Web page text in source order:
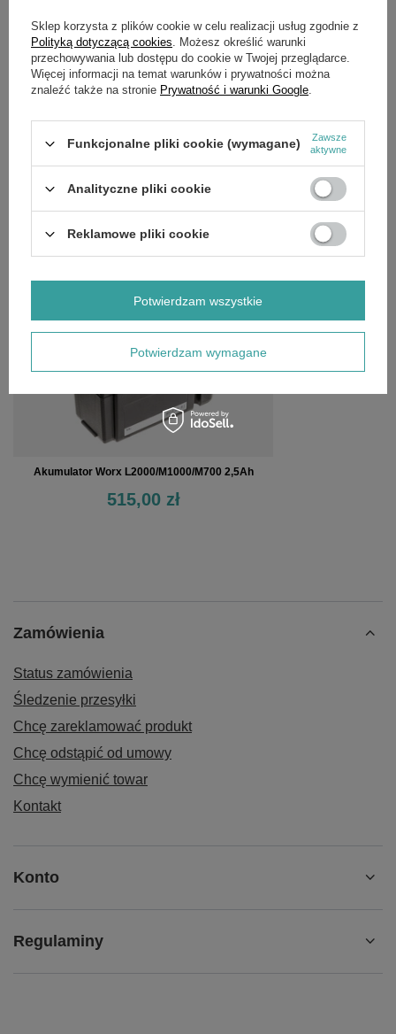
SZCZEGÓŁOWE DANE
Marka Cedrus
OPINIE (0)
OSTATNIO OGLĄDANE
Akumulator Worx L2000/M1000/M700 2,5Ah
515,00 zł
Zamówienia
Status zamówienia
Śledzenie przesyłki
Chcę zareklamować produkt
Chcę odstąpić od umowy
Chcę wymienić towar
Kontakt
Konto
Regulaminy
Sklep korzysta z plików cookie w celu realizacji usług zgodnie z
Polityką dotyczącą cookies . Możesz określić warunki
przechowywania lub dostępu do cookie w Twojej przeglądarce.
Więcej informacji na temat warunków i prywatności można
znaleźć także na stronie Prywatność i warunki Google
Funkcjonalne pliki cookie (wymagane)
Zawsze
aktywne
Analityczne pliki cookie
Reklamowe pliki cookie
Potwierdzam wymagane
Potwierdzam wszystkie